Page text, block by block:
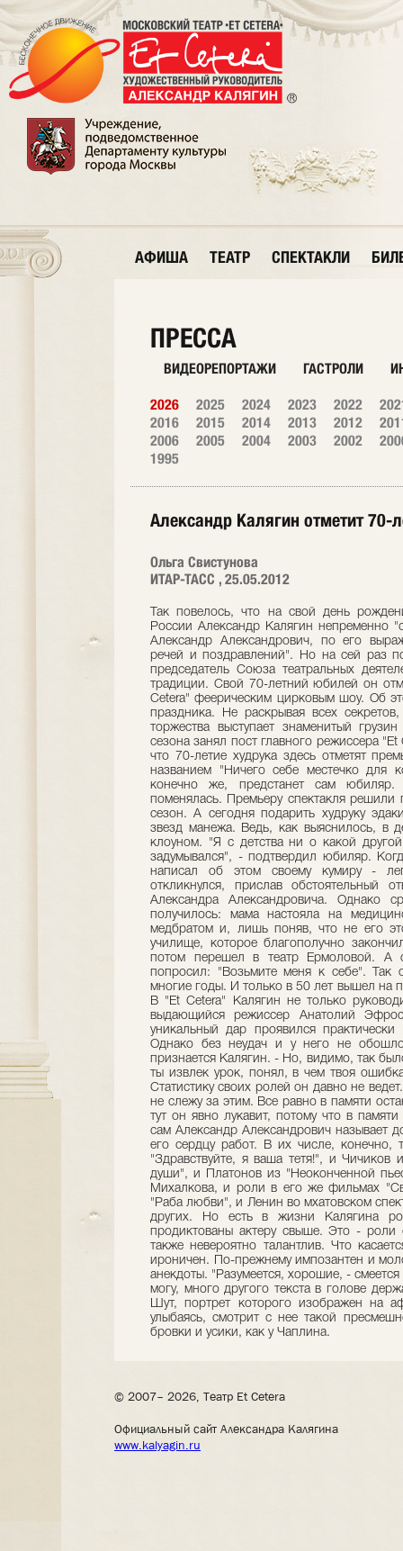
АФИША ТЕАТР СПЕКТАКЛИ
ПРЕССА
ВИДЕОРЕПОРТАЖИ ГАСТРОЛИ
2026 2025 2024 2023 2022
2016
2015 2014 2013 2012
2006
2005 2004 2003 2002
1995
Александр Калягин отметит
Ольга Свистунова
ИТАР-ТАСС , 25.05.2012
Так повелось, что на свой день
России Александр Калягин непременно
Александр Александрович, по его
речей и поздравлений". Но на сей раз
председатель Союза театральных
традиции. Свой 70-летний юбилей он
Сetera" феерическим цирковым шоу. Об
праздника. Не раскрывая всех
торжества выступает знаменитый
сезона занял пост главного режиссера
что 70-летие худрука здесь отметят
названием "Ничего себе местечко для
конечно же, предстанет сам
поменялась. Премьеру спектакля
сезон. А сегодня подарить худруку
звезд манежа. Ведь, как выяснилось, в
клоуном. "Я с детства ни о какой
задумывался", - подтвердил юбиляр.
написал об этом своему кумиру -
откликнулся, прислав обстоятельный
Александра Александровича. Однако
получилось: мама настояла на
медбратом и, лишь поняв, что не его
училище, которое благополучно
потом перешел в театр Ермоловой. А
попросил: "Возьмите меня к себе". Так
многие годы. И только в 50 лет вышел на
В "Et Сetera" Калягин не только
выдающийся режиссер Анатолий
уникальный дар проявился
Однако без неудач и у него не
признается Калягин. - Но, видимо, так
ты извлек урок, понял, в чем твоя
Статистику своих ролей он давно не
не слежу за этим. Все равно в памяти
тут он явно лукавит, потому что в
сам Александр Александрович называет
его сердцу работ. В их числе, конечно,
"Здравствуйте, я ваша тетя!", и Чичиков
души", и Платонов из "Неоконченной
Михалкова, и роли в его же фильмах
"Раба любви", и Ленин во мхатовском
других. Но есть в жизни Калягина
продиктованы актеру свыше. Это -
также невероятно талантлив. Что
ироничен. По-прежнему импозантен и
анекдоты. "Разумеется, хорошие, -
могу, много другого текста в голове
Шут, портрет которого изображен на
улыбаясь, смотрит с нее такой
бровки и усики, как у Чаплина.
© 2007– 2026, Театр Et Cetera
Официальный сайт Александра Калягина
www.kalyagin.ru